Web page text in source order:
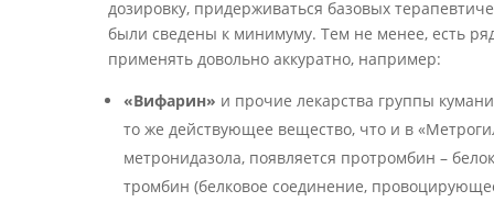
дозировку, придерживаться базовых
были сведены к минимуму. Тем не менее, есть
применять довольно аккуратно, например:
«Вифарин» и прочие лекарства группы
то же действующее вещество, что и в
метронидазола, появляется протромбин –
тромбин (белковое соединение,